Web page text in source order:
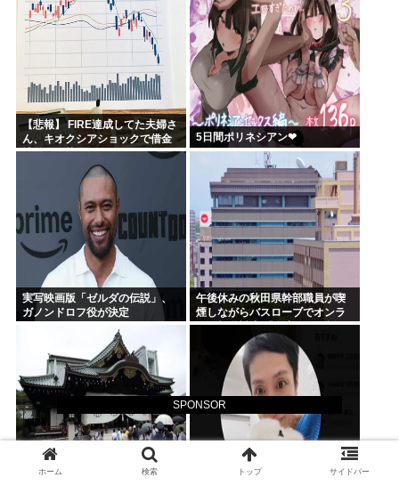
SPONSOR
【悲報】 FIRE達成してた夫婦さ
ん、キオクシアショックで借金
地獄に転落
5日間ポリネシアン❤
実写映画版「ゼルダの伝説」、
ガノンドロフ役が決定
午後休みの秋田県幹部職員が喫
煙しながらバスローブでオンラ
イン報道対応 「自宅」との説明
に疑義 背景がラブホテルの客室
ような壁紙
靖国神社、境内でのコスプレ衣
高市早苗首相「まあいいじゃん
ホーム 検索 トップ サイドバー